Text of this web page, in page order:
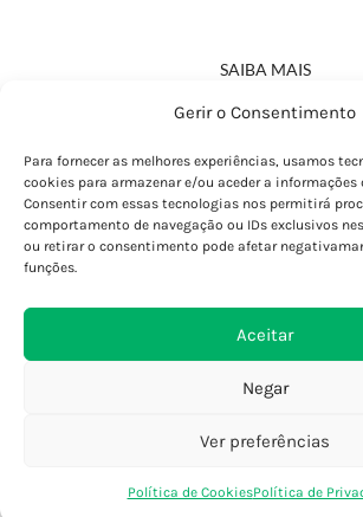
Gerir o Consentimento
Para fornecer as melhores experiências, usamos
cookies para armazenar e/ou aceder a
Consentir com essas tecnologias nos permitirá
comportamento de navegação ou IDs exclusivos
ou retirar o consentimento pode afetar
funções.
Aceitar
Negar
Ver preferências
Política de CookiesPolítica de
SAIBA MAIS
Política de Privacidade
Termos e Condições
Perguntas Frequentes
Custos de Envio
Encomendas Internacionais
Devoluções e Trocas